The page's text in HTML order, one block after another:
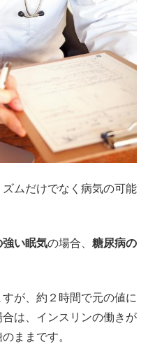
ムだけでなく病気の可能
強い眠気の場合、 糖尿病の
が、約２時間で元の値に
は、インスリンの働きが
ままです。